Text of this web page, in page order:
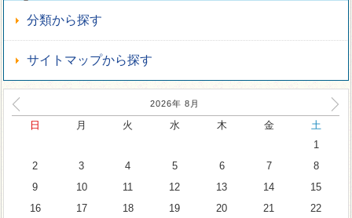
分類から探す
サイトマップから探す
2026年 8 月
日 月 火 水 木 金
土
1
2
3 4 5 6 7
8
9
10 11 12 13 14
15
16
17 18 19 20 21
22